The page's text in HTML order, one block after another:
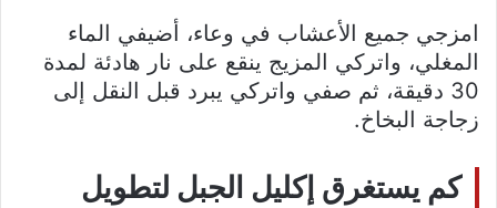
امزجي جميع الأعشاب في وعاء، أضيفي الماء
المغلي، واتركي المزيج ينقع على نار هادئة لمدة
30 دقيقة، ثم صفي واتركي يبرد قبل النقل إلى
زجاجة البخاخ.
كم يستغرق إكليل الجبل لتطويل